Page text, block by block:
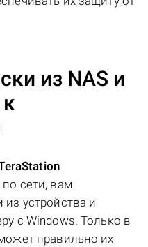
из NAS и
по сети, вам
устройства и
с Windows. Только в
правильно их